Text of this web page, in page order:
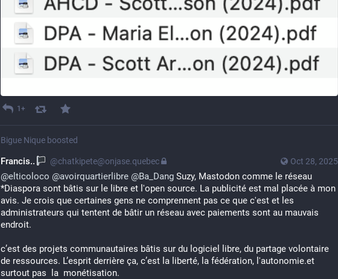
1+
Bigue Nique boosted
Oct 28, 2025
Francis.. @chatkipete@onjase.quebec
@elticoloco @avoirquartierlibre @Ba_Dang Suzy, Mastodon comme le réseau
*Diaspora sont bâtis sur le libre et l'open source. La publicité est mal placée à mon
avis. Je crois que certaines gens ne comprennent pas ce que c'est et les
administrateurs qui tentent de bâtir un réseau avec paiements sont au mauvais
endroit.
c’est des projets communautaires bâtis sur du logiciel libre, du partage volontaire
de ressources. L’esprit derrière ça, c’est la liberté, la fédération, l'autonomie.et
surtout pas  la  monétisation.